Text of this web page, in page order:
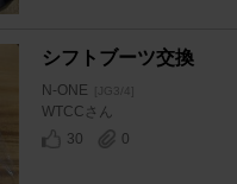
シフトブーツ交換
N-ONE [JG3/4]
WTCCさん
30
0